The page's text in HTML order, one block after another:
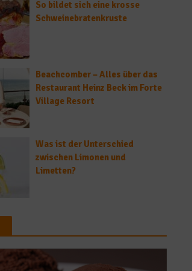
So bildet sich eine krosse
Schweinebratenkruste
Beachcomber – Alles über das
Restaurant Heinz Beck im Forte
Village Resort
Was ist der Unterschied
zwischen Limonen und
Limetten?